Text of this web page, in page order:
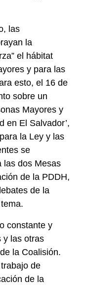
las
la
el hábitat
y para las
esto, el 16 de
sobre un
Mayores y
en El Salvador’,
la Ley y las
se
las dos Mesas
de la PDDH,
de la
constante y
y las otras
la Coalisión.
de
de la